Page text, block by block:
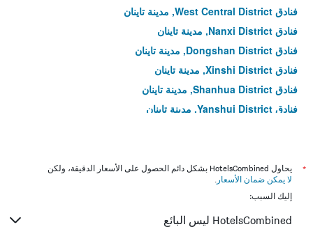
فنادق West Central District, مدينة تاينان
فنادق Nanxi District, مدينة تاينان
فنادق Dongshan District, مدينة تاينان
فنادق Xinshi District, مدينة تاينان
فنادق Shanhua District, مدينة تاينان
فنادق Yanshui District, مدينة تاينان
فنادق Guantian District, مدينة تاينان
فنادق Xinhua District, مدينة تاينان
فنادق Xinying District, مدينة تاينان
*
يحاول HotelsCombined بشكل دائم الحصول على الأسعار الدقيقة، ولكن
لا يمكن ضمان الأسعار .
إليك السبب:
HotelsCombined ليس البائع